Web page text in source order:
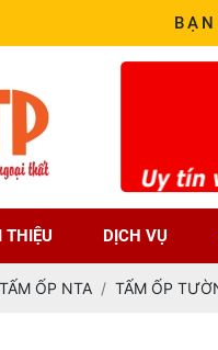
THIỆU DỊCH VỤ
TẤM ỐP NTA TẤM ỐP